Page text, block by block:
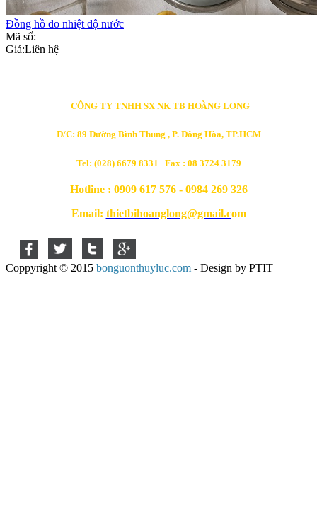
Đồng hồ đo nhiệt độ nước
Mã số:
Giá:Liên hệ
CÔNG TY TNHH SX NK TB HOÀNG LONG
Đ/C: 89 Đường Bình Thung , P. Đông Hòa, TP.HCM
Tel: (028) 6679 8331 Fax : 08 3724 3179
Hotline : 0909 617 576 - 0984 269 326
Email: thietbihoanglong@gmail.com
Coppyright © 2015 bonguonthuyluc.com - Design by PTIT